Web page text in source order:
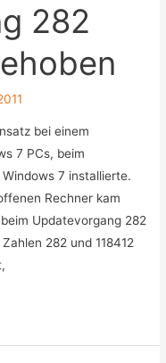
282
bei einem
7 PCs, beim
7 installierte.
Rechner kam
Updatevorgang 282
282 und 118412